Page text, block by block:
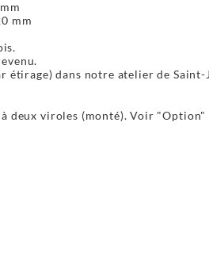
mm
dans notre atelier de Saint-
deux viroles (monté). Voir "Option"